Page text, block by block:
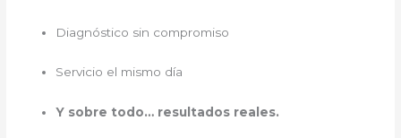
Diagnóstico sin compromiso
Servicio el mismo día
Y sobre todo… resultados reales.